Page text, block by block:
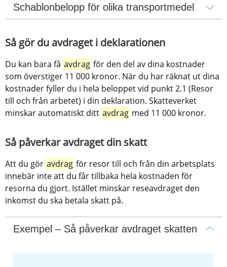
Schablonbelopp för olika transportmedel
Så gör du avdraget i deklarationen
Du kan bara få avdrag för den del av dina kostnader
som överstiger 11 000 kronor. När du har räknat ut dina
kostnader fyller du i hela beloppet vid punkt 2.1 (Resor
till och från arbetet) i din deklaration. Skatteverket
minskar automatiskt ditt avdrag med 11 000 kronor.
Så påverkar avdraget din skatt
Att du gör avdrag för resor till och från din arbetsplats
innebär inte att du får tillbaka hela kostnaden för
resorna du gjort. Istället minskar reseavdraget den
inkomst du ska betala skatt på.
Exempel – Så påverkar avdraget skatten